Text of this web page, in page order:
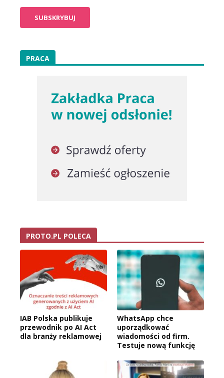
PRACA
PROTO.PL POLECA
IAB Polska publikuje
przewodnik po AI Act
dla branży reklamowej
WhatsApp chce
uporządkować
wiadomości od firm.
Testuje nową funkcję